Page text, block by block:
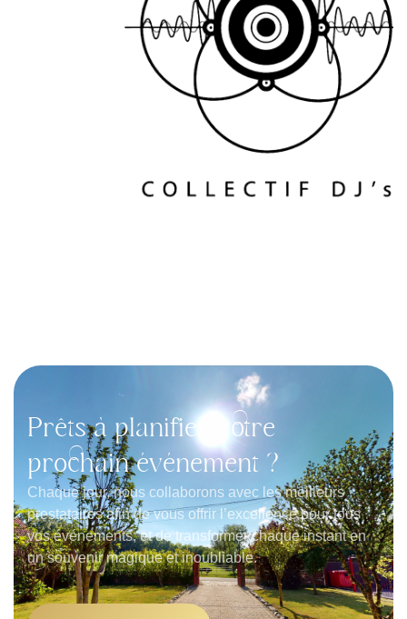
Prêts à planifier votre
prochain événement ?
Chaque jour, nous collaborons avec les meilleurs
prestataires afin de vous offrir l’excellence pour tous
vos événements, et de transformer chaque instant en
un souvenir magique et inoubliable.